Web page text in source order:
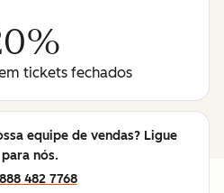
tickets fechados
equipe de vendas? Ligue
para nós.
482 7768